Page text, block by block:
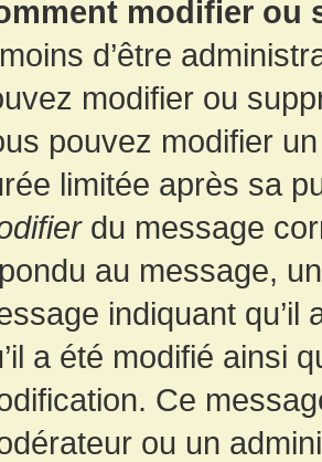
modifier ou
d’être
modifier ou
pouvez modifier
limitée après sa
du message
au message,
indiquant
a été modifié ainsi
Ce
ou un